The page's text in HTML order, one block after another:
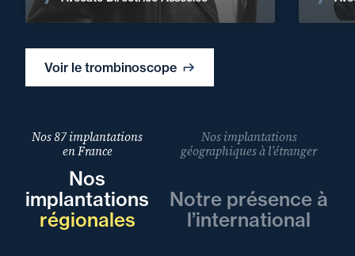
Voir le trombinoscope
Nos 87 implantations
en France
Nos
implantations
régionales
Nos implantations
géographiques à l’étranger
Notre présence à
l’international